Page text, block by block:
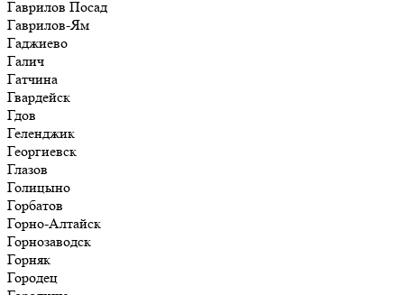
Гаврилов Посад
Гаврилов-Ям
Гаджиево
Галич
Гатчина
Гвардейск
Гдов
Геленджик
Георгиевск
Глазов
Голицыно
Горбатов
Горно-Алтайск
Горнозаводск
Горняк
Городец